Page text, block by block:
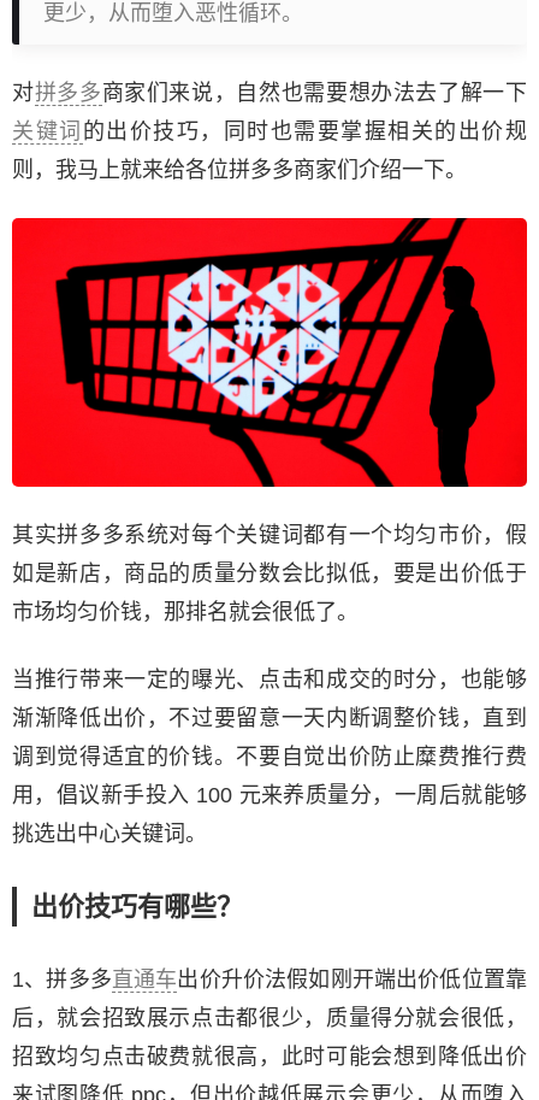
更少，从而堕入恶性循环。
对拼多多商家们来说，自然也需要想办法去了解一下
关键词 的出价技巧，同时也需要掌握相关的出价规
则，我马上就来给各位拼多多商家们介绍一下。
其实拼多多系统对每个关键词都有一个均匀市价，假
如是新店，商品的质量分数会比拟低，要是出价低于
市场均匀价钱，那排名就会很低了。
当推行带来一定的曝光、点击和成交的时分，也能够
渐渐降低出价，不过要留意一天内断调整价钱，直到
调到觉得适宜的价钱。不要自觉出价防止糜费推行费
用，倡议新手投入 100 元来养质量分，一周后就能够
挑选出中心关键词。
出价技巧有哪些？
1、拼多多直通车出价升价法假如刚开端出价低位置靠
后，就会招致展示点击都很少，质量得分就会很低，
招致均匀点击破费就很高，此时可能会想到降低出价
来试图降低 ppc，但出价越低展示会更少，从而堕入